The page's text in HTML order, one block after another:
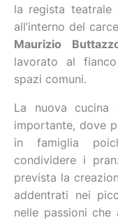
la regista teatrale
all’interno del
Maurizio
lavorato al
spazi comuni.
La nuova cucina
importante, dove
in famiglia
condividere i
prevista la
addentrati nei
nelle passioni